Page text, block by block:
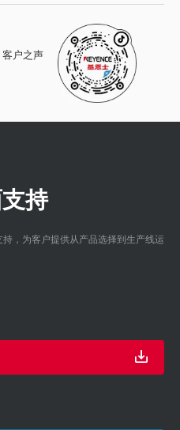
户之声
持
，为客户提供从产品选择到生产线运